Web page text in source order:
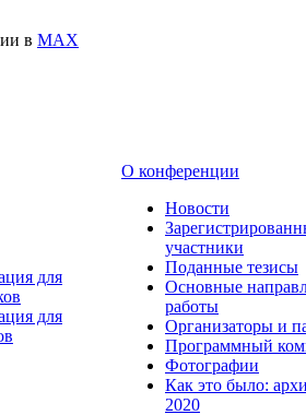
в МАХ
для
для
О конференции
Новости
участники
Поданные тезисы
Основные
работы
Организаторы и
Программный
Фотографии
Как это было:
2020